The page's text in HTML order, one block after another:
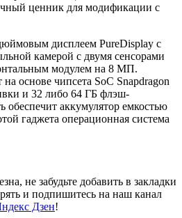
ценник для модификации с
дисплеем PureDisplay с
камерой с двумя сенсорами
модулем на 8 МП.
на основе чипсета SoC Snapdragon
и 32 либо 64 ГБ флэш-
обеспечит аккумулятор емкостью
гаджета операционная система
не забудьте добавить в закладки
и подпишитесь на наш канал
Дзен!